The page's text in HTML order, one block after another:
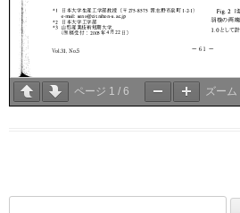
ページ 1 / 6 ズーム